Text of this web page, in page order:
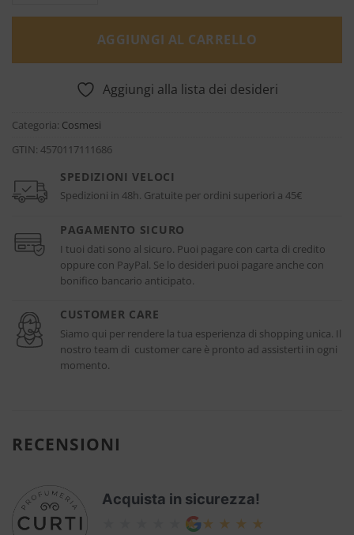
AGGIUNGI AL CARRELLO
Aggiungi alla lista dei desideri
Categoria: Cosmesi
GTIN: 4570117111686
SPEDIZIONI VELOCI
Spedizioni in 48h. Gratuite per ordini superiori a 45€
PAGAMENTO SICURO
I tuoi dati sono al sicuro. Puoi pagare con carta di credito
oppure con PayPal. Se lo desideri puoi pagare anche con
bonifico bancario anticipato.
CUSTOMER CARE
Siamo qui per rendere la tua esperienza di shopping unica. Il
nostro team di customer care è pronto ad assisterti in ogni
momento.
RECENSIONI
Acquista in sicurezza!